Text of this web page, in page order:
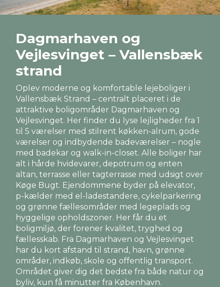
Dagmarhaven og
Vejlesvinget – Vallensbæk
strand
Oplev moderne og komfortable lejeboliger i
Vallensbæk Strand – centralt placeret i de
attraktive boligområder Dagmarhaven og
Vejlesvinget. Her finder du lyse lejligheder fra 1
til 5 værelser med stilrent køkken-alrum, gode
værelser og indbydende badeværelser – nogle
med badekar og walk-in-closet. Alle boliger har
alt i hårde hvidevarer, depotrum og enten
altan, terrasse eller tagterrasse med udsigt over
Køge Bugt. Ejendommene byder på elevator,
p-kælder med el-ladestandere, cykelparkering
og grønne fællesområder med legeplads og
hyggelige opholdszoner. Her får du et
boligmiljø, der forener kvalitet, tryghed og
fællesskab. Fra Dagmarhaven og Vejlesvinget
har du kort afstand til strand, havn, grønne
områder, indkøb, skole og offentlig transport.
Området giver dig det bedste fra både natur og
byliv, kun få minutter fra København.